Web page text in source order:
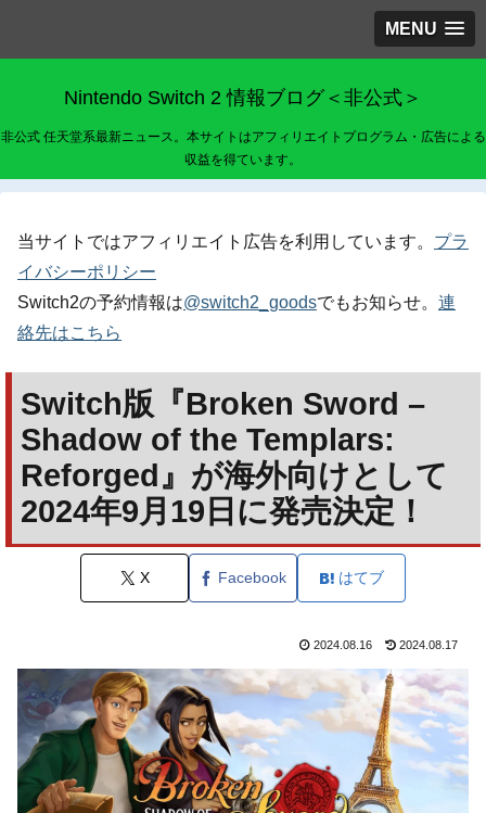
MENU
Nintendo Switch 2 情報ブログ＜非公式＞
非公式 任天堂系最新ニュース。本サイトはアフィリエイトプログラム・広告による
収益を得ています。
当サイトではアフィリエイト広告を利用しています。 プラ
イバシーポリシー
Switch2の予約情報は@switch2_goodsでもお知らせ。 連
絡先はこちら
Switch版『Broken Sword –
Shadow of the Templars:
Reforged』が海外向けとして
2024年9月19日に発売決定！
X Facebook はてブ
2024.08.16 2024.08.17